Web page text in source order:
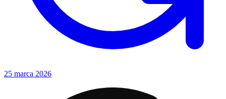
25 marca 2026